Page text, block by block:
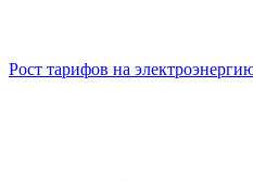
Рост тарифов на